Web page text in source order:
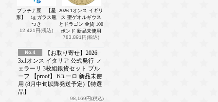
プラチナ豆 【星
形】 1g ガラス瓶
つき
12,421円(税込)
2026 1オンス イギリ
ス 聖ゲオルギウス
とドラゴン 金貨 100
ポンド 新品未使用
783,891円(税込)
No.4
【お取り寄せ】2026
3x1オンス イタリア 公式発行 フ
ェラーリ 3枚組銀貨セット プル
ーフ 【proof】 6ユーロ 新品未使
用 (8月中旬以降発送予定)【特選
品】
98,169円(税込)